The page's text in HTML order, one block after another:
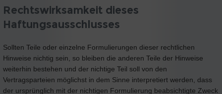
Rechtswirksamkeit dieses
Haftungsausschlusses
Sollten Teile oder einzelne Formulierungen dieser rechtlichen
Hinweise nichtig sein, so bleiben die anderen Teile der Hinweise
weiterhin bestehen und der nichtige Teil soll von den
Vertragsparteien möglichst in dem Sinne interpretiert werden, dass
der ursprünglich mit der nichtigen Formulierung beabsichtigte Zweck